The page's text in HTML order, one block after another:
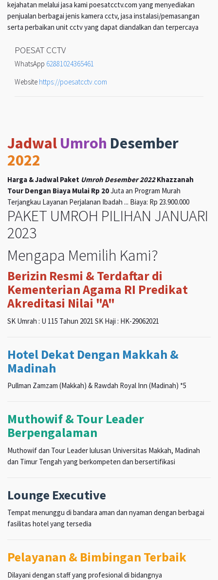
kejahatan melalui jasa kami poesatcctv.com yang menyediakan
penjualan berbagai jenis kamera cctv, jasa instalasi/pemasangan
serta perbaikan unit cctv yang dapat diandalkan dan terpercaya
POESAT CCTV
WhatsApp 62881024365461
Website https://poesatcctv.com
Jadwal Umroh Desember
2022
Harga & Jadwal Paket Umroh Desember 2022Khazzanah
Tour Dengan Biaya Mulai Rp 20Juta an Program Murah
Terjangkau Layanan Perjalanan Ibadah ... Biaya: Rp 23.900.000
PAKET UMROH PILIHAN JANUARI
2023
Mengapa Memilih Kami?
Berizin Resmi & Terdaftar di
Kementerian Agama RI Predikat
Akreditasi Nilai "A"
SK Umrah : U 115 Tahun 2021 SK Haji : HK-29062021
Hotel Dekat Dengan Makkah &
Madinah
Pullman Zamzam (Makkah) & Rawdah Royal Inn (Madinah) *5
Muthowif & Tour Leader
Berpengalaman
Muthowif dan Tour Leader lulusan Universitas Makkah, Madinah
dan Timur Tengah yang berkompeten dan bersertifikasi
Lounge Executive
Tempat menunggu di bandara aman dan nyaman dengan berbagai
fasilitas hotel yang tersedia
Pelayanan & Bimbingan Terbaik
Dilayani dengan staff yang profesional di bidangnya